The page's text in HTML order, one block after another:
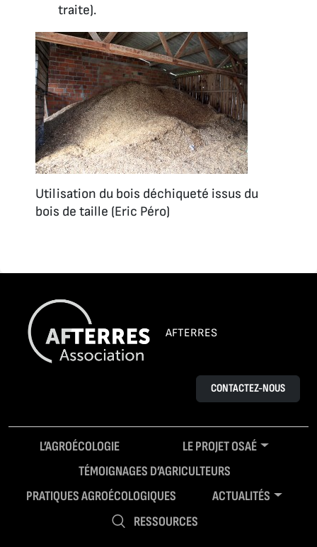
traite).
Utilisation du bois déchiqueté issus du
bois de taille (Eric Péro)
AFTERRES
CONTACTEZ-NOUS
L’AGROÉCOLOGIE
LE PROJET OSAÉ
TÉMOIGNAGES D’AGRICULTEURS
PRATIQUES AGROÉCOLOGIQUES
ACTUALITÉS
RESSOURCES